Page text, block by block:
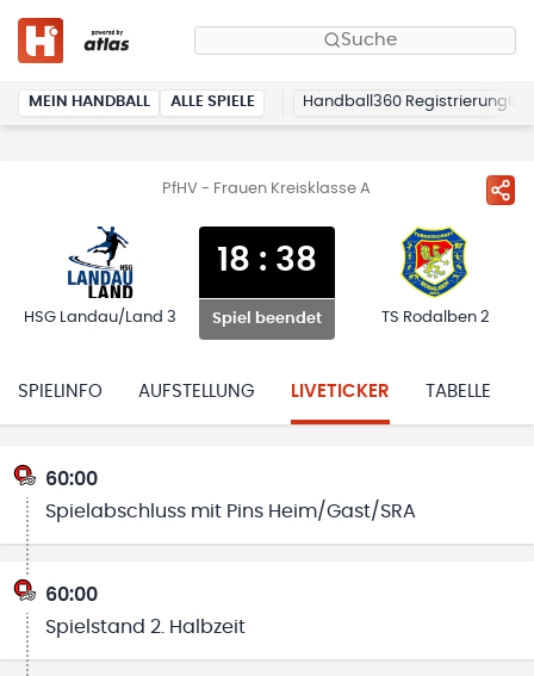
Suche
MEIN HANDBALL ALLE SPIELE Handball360 Registrierung
PfHV - Frauen Kreisklasse A
HSG Landau/Land 3
18 : 38
Spiel beendet TS Rodalben 2
SPIELINFO AUFSTELLUNG LIVETICKER TABELLE
60:00
Spielabschluss mit Pins Heim/Gast/SRA
60:00
Spielstand 2. Halbzeit